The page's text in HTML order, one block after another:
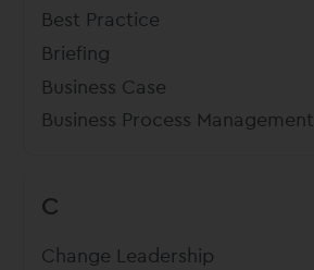
Best Practice
Briefing
Business Case
Business Process Management
C
Change Leadership